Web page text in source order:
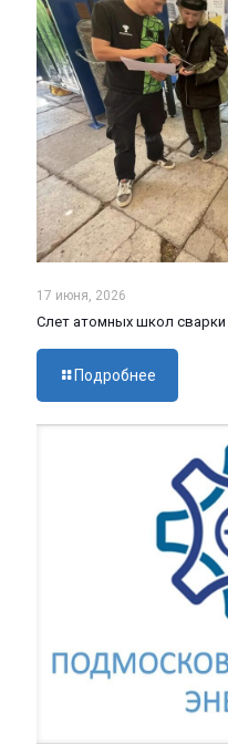
17 июня, 2026
Слет атомных школ сварки
Подробнее